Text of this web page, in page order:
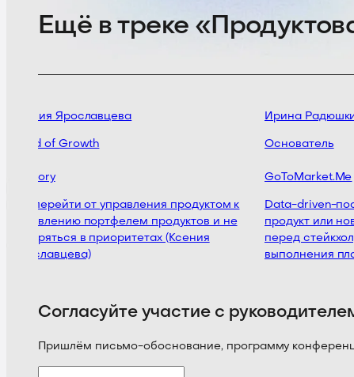
Ещё в треке
Ксения Ярославцева
Head of Growth
Welltory
Как перейти от управления продуктом к
управлению портфелем продуктов и не
потеряться в приоритетах (Ксения
Ярославцева)
Ирина
Основатель
GoToMarket.Me
Data-driven-
продукт или
перед
выполнения
Согласуйте участие с
Пришлём письмо-обоснование, программу